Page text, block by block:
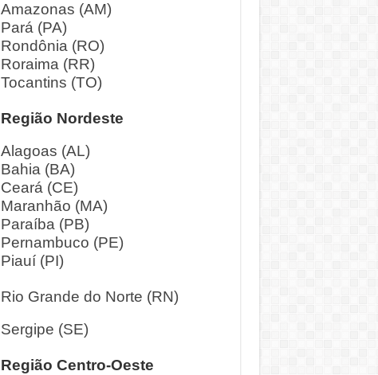
Amazonas (AM)
Pará (PA)
Rondônia (RO)
Roraima (RR)
Tocantins (TO)
Região Nordeste
Alagoas (AL)
Bahia (BA)
Ceará (CE)
Maranhão (MA)
Paraíba (PB)
Pernambuco (PE)
Piauí (PI)
Rio Grande do Norte (RN)
Sergipe (SE)
Região Centro-Oeste